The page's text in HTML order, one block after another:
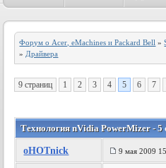
Форум о Acer, eMachines и Packard Bell »
» Драйвера
9 страниц 1 2 3 4 5 6 7
Технология nVidia PowerMizer - 5
oHOTnick 9 мая 2009